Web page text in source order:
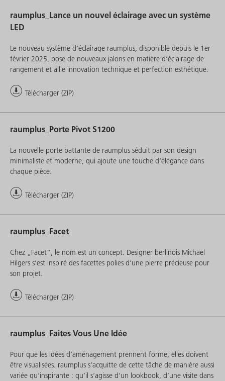
raumplus_Lance un nouvel éclairage avec un système
LED
Le nouveau système d‘éclairage raumplus, disponible depuis le 1er
février 2025, pose de nouveaux jalons en matière d‘éclairage de
rangement et allie innovation technique et perfection esthétique.
Télécharger (ZIP)
raumplus_Porte Pivot S1200
La nouvelle porte battante de raumplus séduit par son design
minimaliste et moderne, qui ajoute une touche d‘élégance dans
chaque pièce.
Télécharger (ZIP)
raumplus_Facet
Chez „Facet“, le nom est un concept. Designer berlinois Michael
Hilgers s‘est inspiré des facettes polies d‘une pierre précieuse pour
son projet.
Télécharger (ZIP)
raumplus_Faites Vous Une Idée
Pour que les idées d‘aménagement prennent forme, elles doivent
être visualisées. raumplus s‘acquitte de cette tâche de manière aussi
variée qu‘inspirante : qu‘il s‘agisse d‘un lookbook, d’une visite dans